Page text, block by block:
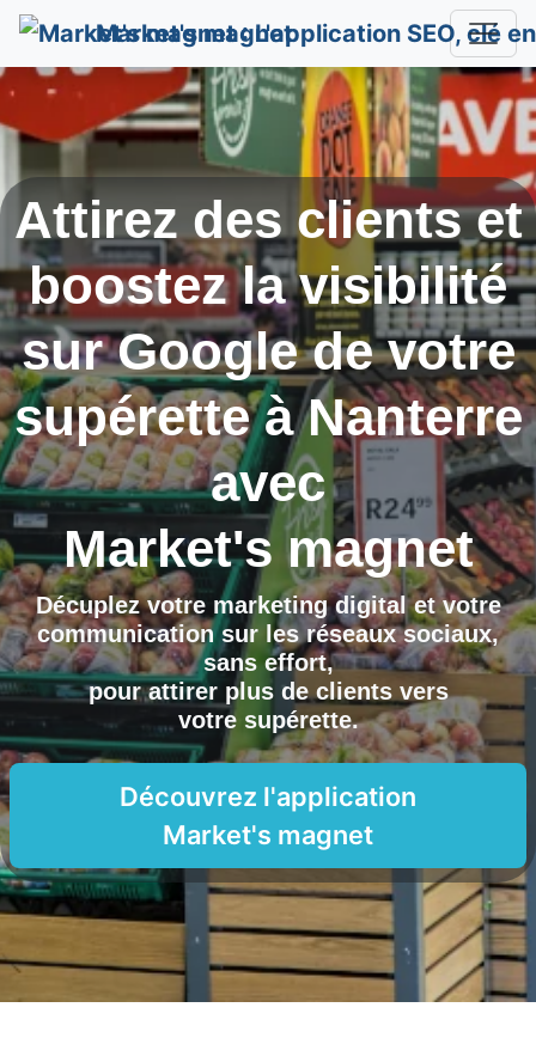
Market's magnet
Attirez des clients et
boostez la visibilité
sur Google de votre
supérette àNanterre
avec
Market's magnet
Décuplez votre marketing digital et votre
communication sur les réseaux sociaux,
sans effort,
pour attirer plus de clients vers
votre supérette.
Découvrez l'application
Market's magnet